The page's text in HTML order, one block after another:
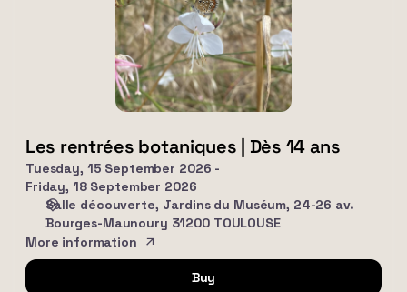
Les rentrées botaniques | Dès 14 ans
Tuesday, 15 September 2026
Friday, 18 September 2026
Salle découverte Jardins du Muséum, 24-26 av.
Bourges-Maunoury 31200 TOULOUSE
More information
Buy